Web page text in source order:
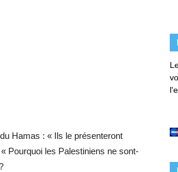
Hamas : « Ils le présenteront
Pourquoi les Palestiniens ne sont-